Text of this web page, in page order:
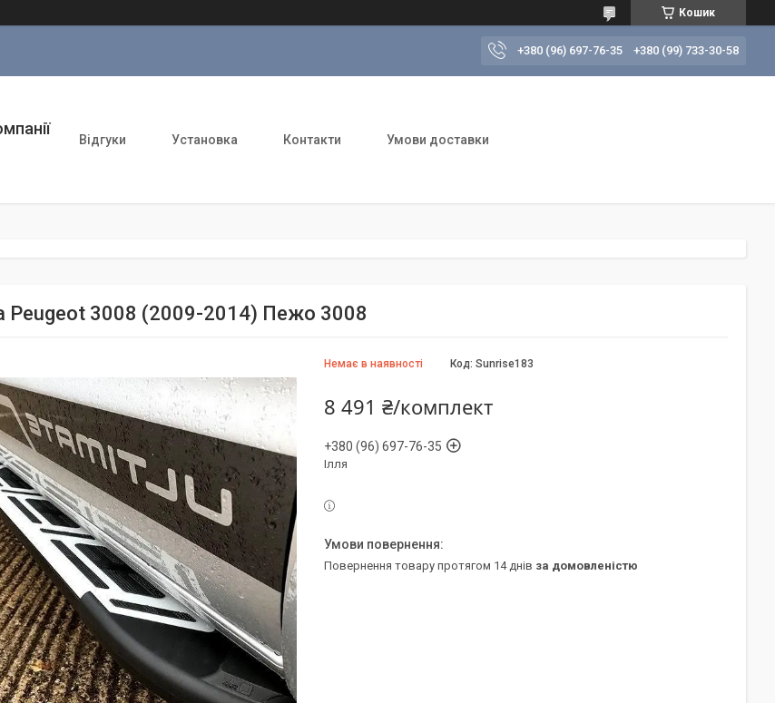
Кошик
+380 (96) 697-76-35 +380 (99) 733-30-58
Відгуки Установка Контакти Умови доставки
Peugeot 3008 (2009-2014) Пежо 3008
Немає в наявності Код: Sunrise183
8 491 ₴/комплект
+380 (96) 697-76-35
Ілля
повернення товару протягом 14 днів за домовленістю